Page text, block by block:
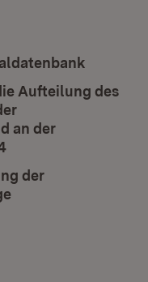
Aufteilung des
an der
der